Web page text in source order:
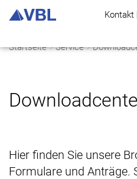
Kontakt
Startseite Service
Hier finden Sie unsere
Formulare und Anträge.